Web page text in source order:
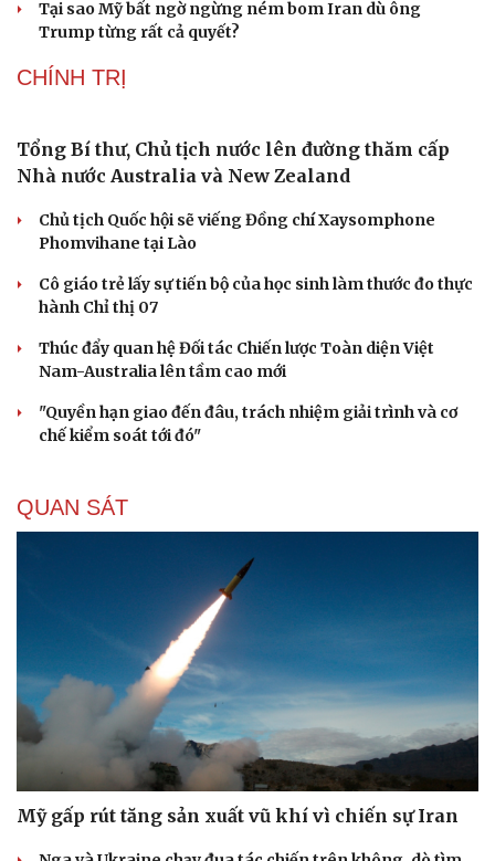
Thái Lan cảnh báo phụ huynh, học sinh về ma túy LSD
“đội lốt” tem hoạt hình
HỒ SƠ
Thực hư việc Mỹ cạn kiệt kho tên lửa đắt tiền
Lý do ông Trump được xem là tư lệnh chiến lược hiệu
quả
Chiến lược lợi hại của Iran nhằm làm suy yếu Mỹ và Tổng
thống Trump
Chuyện gì sẽ xảy ra nếu phát xít Đức xâm lược Anh vào
năm 1940?
Trump từng rất cả quyết?
Tổng Bí thư, Chủ tịch nước lên đường thăm cấp
Nhà nước Australia và New Zealand
Chủ tịch Quốc hội sẽ viếng Đồng chí Xaysomphone
Phomvihane tại Lào
Cô giáo trẻ lấy sự tiến bộ của học sinh làm thước đo thực
hành Chỉ thị 07
Thúc đẩy quan hệ Đối tác Chiến lược Toàn diện Việt